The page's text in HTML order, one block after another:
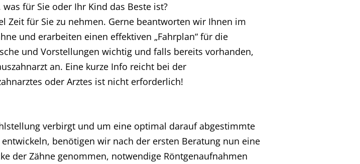
für Sie oder Ihr Kind das Beste ist?
Zeit für Sie zu nehmen. Gerne beantworten wir Ihnen im
und erarbeiten einen effektiven „Fahrplan“ für die
und Vorstellungen wichtig und falls bereits vorhanden,
an. Eine kurze Info reicht bei der
oder Arztes ist nicht erforderlich!
verbirgt und um eine optimal darauf abgestimmte
benötigen wir nach der ersten Beratung nun eine
der Zähne genommen, notwendige Röntgenaufnahmen